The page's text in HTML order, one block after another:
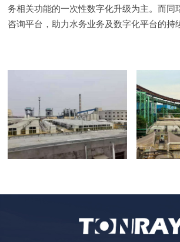
务相关功能的一次性数字化升级为主。而同
咨询平台，助力水务业务及数字化平台的持